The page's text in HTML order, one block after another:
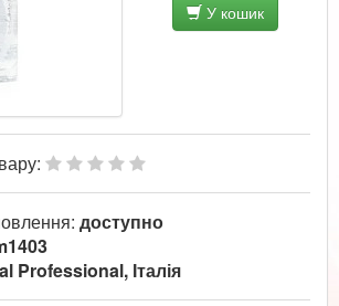
У кошик
доступно
Professional, Італія